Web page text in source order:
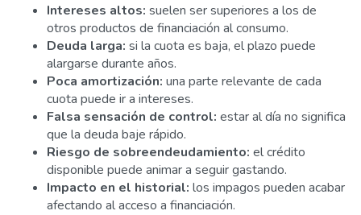
Intereses altos: suelen ser superiores a los de
otros productos de financiación al consumo.
Deuda larga: si la cuota es baja, el plazo puede
alargarse durante años.
Poca amortización: una parte relevante de cada
cuota puede ir a intereses.
Falsa sensación de control: estar al día no significa
que la deuda baje rápido.
Riesgo de sobreendeudamiento: el crédito
disponible puede animar a seguir gastando.
Impacto en el historial: los impagos pueden acabar
afectando al acceso a financiación.